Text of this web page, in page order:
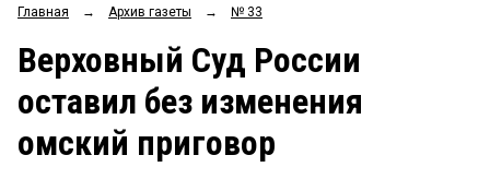
ОБЩЕСТВО
ЗАКОН Рейтинги
Блоги
Главная → Архив газеты → № 33
Верховный Суд России
оставил без изменения
омский приговор